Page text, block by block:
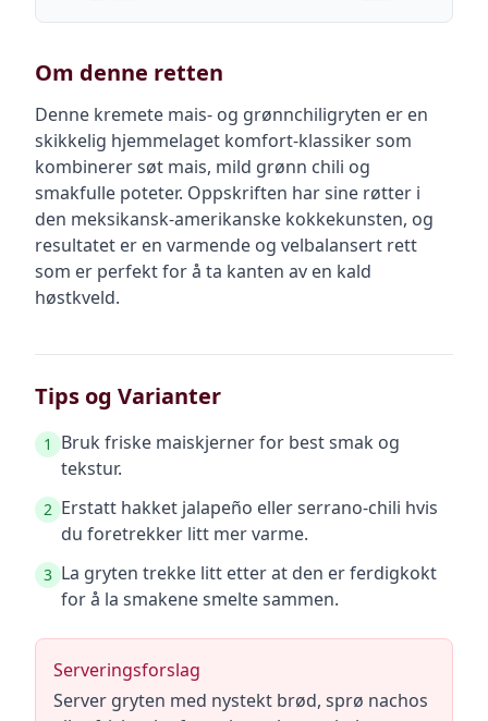
Om denne retten
Denne kremete mais- og grønnchiligryten er en
skikkelig hjemmelaget komfort-klassiker som
kombinerer søt mais, mild grønn chili og
smakfulle poteter. Oppskriften har sine røtter i
den meksikansk-amerikanske kokkekunsten, og
resultatet er en varmende og velbalansert rett
som er perfekt for å ta kanten av en kald
høstkveld.
Tips og Varianter
1
Bruk friske maiskjerner for best smak og
tekstur.
2 Erstatt hakket jalapeño eller serrano-chili hvis
du foretrekker litt mer varme.
3 La gryten trekke litt etter at den er ferdigkokt
for å la smakene smelte sammen.
Serveringsforslag
Server gryten med nystekt brød, sprø nachos